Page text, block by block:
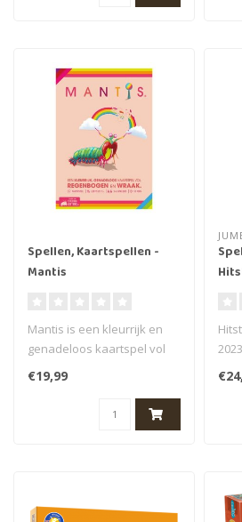
Spellen, Kaartspellen -
Mantis
Mantis is een kleurrijk en
genadeloos kaartspel vol
regenbogen en wraak, van
€19,99